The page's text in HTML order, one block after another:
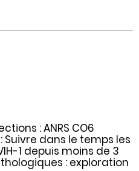
: ANRS CO6
: Suivre dans le temps les
1 depuis moins de 3
: exploration